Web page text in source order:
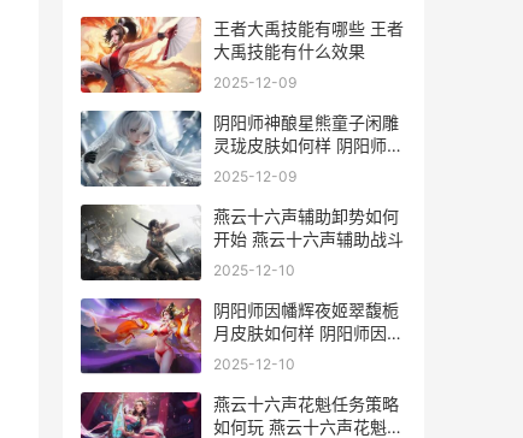
王者大禹技能有哪些 王者
大禹技能有什么效果
2025-12-09
阴阳师神酿星熊童子闲雕
灵珑皮肤如何样 阴阳师星
熊面板
2025-12-09
燕云十六声辅助卸势如何
开始 燕云十六声辅助战斗
2025-12-10
阴阳师因幡辉夜姬翠馥栀
月皮肤如何样 阴阳师因幡
辉夜姬技能要满吗
2025-12-10
燕云十六声花魁任务策略
如何玩 燕云十六声花魁任